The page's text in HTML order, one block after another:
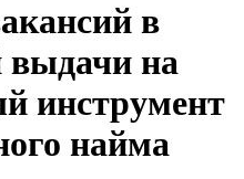
в
выдачи на
инструмент
найма